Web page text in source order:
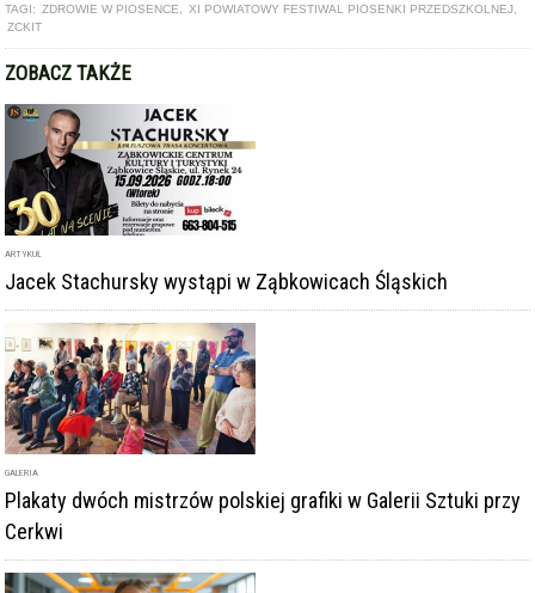
TAGI: ZDROWIE W PIOSENCE, XI POWIATOWY FESTIWAL PIOSENKI PRZEDSZKOLNEJ,
ZCKIT
ZOBACZ TAKŻE
ARTYKUŁ
Jacek Stachursky wystąpi w Ząbkowicach Śląskich
GALERIA
Plakaty dwóch mistrzów polskiej grafiki w Galerii Sztuki przy
Cerkwi